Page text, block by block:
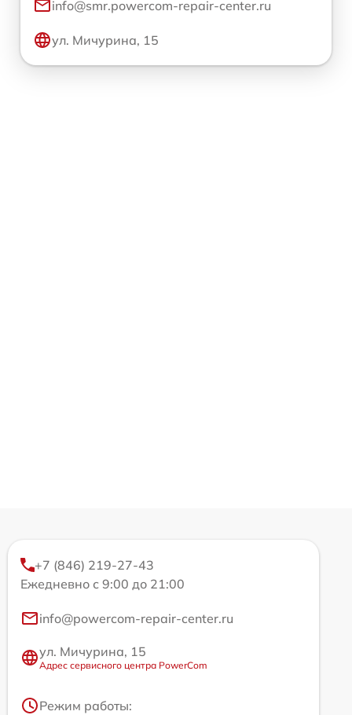
info@smr.powercom-repair-center.ru
ул. Мичурина, 15
+7 (846) 219-27-43
Ежедневно с 9:00 до 21:00
info@powercom-repair-center.ru
ул. Мичурина, 15
Адрес сервисного центра PowerCom
Режим работы: